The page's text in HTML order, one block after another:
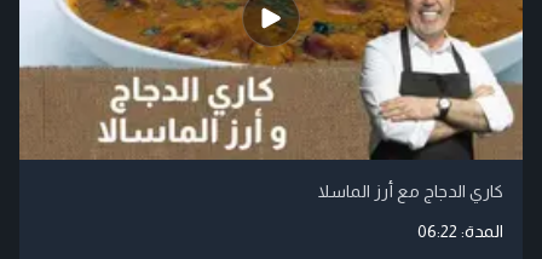
كاري الدجاج مع أرز الماسلا
المدة: 06:22